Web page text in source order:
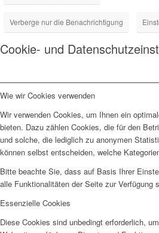
Verberge nur die Benachrichtigung
Cookie- und
Wie wir Cookies verwenden
Wir verwenden Cookies, um Ihnen ein
bieten. Dazu zählen Cookies, die für den
und solche, die lediglich zu anonymen
können selbst entscheiden, welche
Bitte beachte Sie, dass auf Basis Ihrer
alle Funktionalitäten der Seite zur Verfügung
Essenzielle Cookies
Diese Cookies sind unbedingt erforderlich,